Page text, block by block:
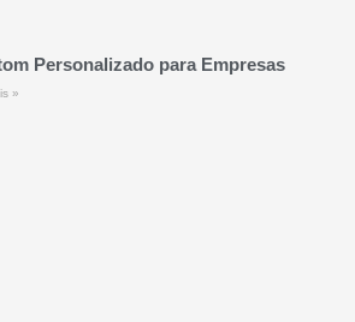
Personalizado para Empresas
»